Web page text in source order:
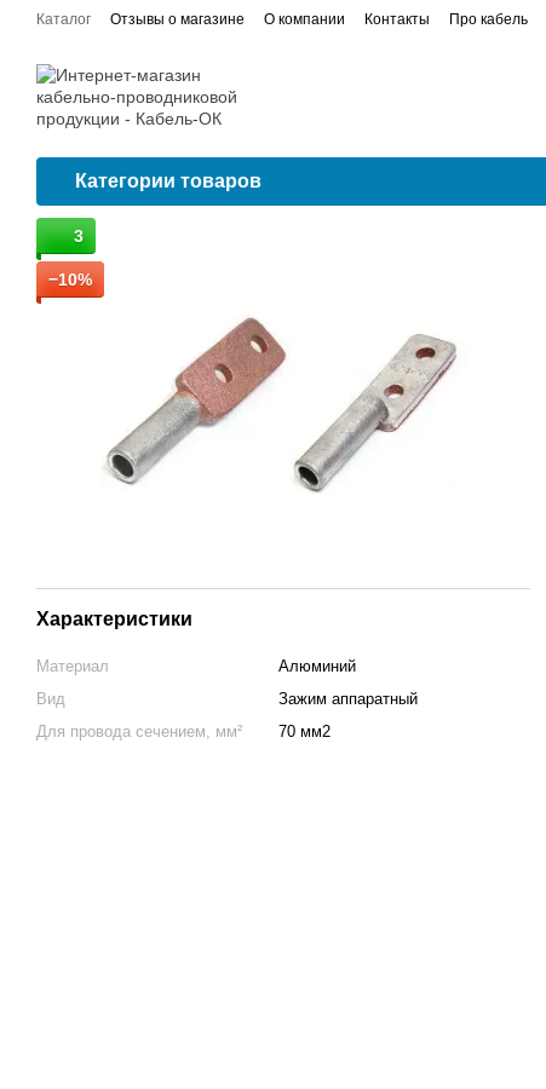
Перейти к основному контенту
Каталог Отзывы о магазине О компании Контакты Про кабель
Категории товаров
3
−10%
Характеристики
Материал
Алюминий
Вид
Зажим аппаратный
Для провода сечением, мм²
70 мм2